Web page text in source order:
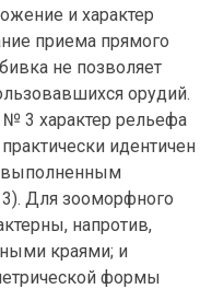
и характер
приема прямого
не позволяет
орудий.
3 характер рельефа
идентичен
выполненным
Для зооморфного
напротив,
краями; и
формы